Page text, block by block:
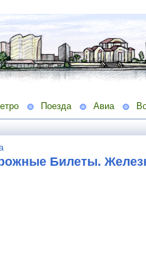
Поезда Авиа
Билеты.